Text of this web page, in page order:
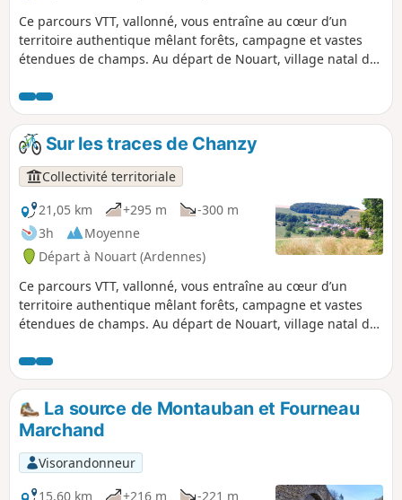
Ce parcours VTT, vallonné, vous entraîne au cœur d’un
territoire authentique mêlant forêts, campagne et vastes
étendues de champs. Au départ de Nouart, village natal du
hameaux : Tailly, Barricourt, les Petites Censes, les
Forgettes, Les Tuileries... où se dévoilent de remarquables
bâtisses en pierre, témoins du patrimoine local. Un sentier
rythmé et varié, idéal pour les amateurs de VTT en quête de
nature, de relief et de découvertes historiques.
Sur les traces de Chanzy
Collectivité territoriale
21,05 km
+295 m
-300 m
3h
Moyenne
Départ à Nouart (Ardennes)
Ce parcours VTT, vallonné, vous entraîne au cœur d’un
territoire authentique mêlant forêts, campagne et vastes
étendues de champs. Au départ de Nouart, village natal du
hameaux : Tailly, Barricourt, les Petites Censes, les
Forgettes, Les Tuileries, Rémonville... où se dévoilent de
remarquables bâtisses en pierre, témoins du patrimoine
local. Un sentier rythmé et varié, idéal pour les amateurs de
VTT en quête de nature, de relief et de découvertes
historiques.
La source de Montauban et Fourneau
Marchand
Visorandonneur
15,60 km
+216 m -221 m